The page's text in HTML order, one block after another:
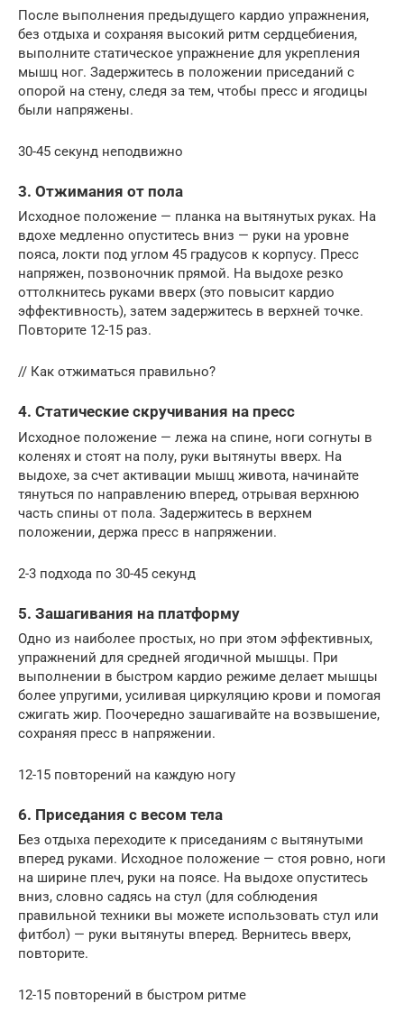
После выполнения предыдущего кардио упражнения,
без отдыха и сохраняя высокий ритм сердцебиения,
выполните статическое упражнение для укрепления
мышц ног. Задержитесь в положении приседаний с
опорой на стену, следя за тем, чтобы пресс и ягодицы
были напряжены.
30-45 секунд неподвижно
3. Отжимания от пола
Исходное положение — планка на вытянутых руках. На
вдохе медленно опуститесь вниз — руки на уровне
пояса, локти под углом 45 градусов к корпусу. Пресс
напряжен, позвоночник прямой. На выдохе резко
оттолкнитесь руками вверх (это повысит кардио
эффективность), затем задержитесь в верхней точке.
Повторите 12-15 раз.
// Как отжиматься правильно?
4. Статические скручивания на пресс
Исходное положение — лежа на спине, ноги согнуты в
коленях и стоят на полу, руки вытянуты вверх. На
выдохе, за счет активации мышц живота, начинайте
тянуться по направлению вперед, отрывая верхнюю
часть спины от пола. Задержитесь в верхнем
положении, держа пресс в напряжении.
2-3 подхода по 30-45 секунд
5. Зашагивания на платформу
Одно из наиболее простых, но при этом эффективных,
упражнений для средней ягодичной мышцы. При
выполнении в быстром кардио режиме делает мышцы
более упругими, усиливая циркуляцию крови и помогая
сжигать жир. Поочередно зашагивайте на возвышение,
сохраняя пресс в напряжении.
12-15 повторений на каждую ногу
6. Приседания с весом тела
Без отдыха переходите к приседаниям с вытянутыми
вперед руками. Исходное положение — стоя ровно, ноги
на ширине плеч, руки на поясе. На выдохе опуститесь
вниз, словно садясь на стул (для соблюдения
правильной техники вы можете использовать стул или
фитбол) — руки вытянуты вперед. Вернитесь вверх,
повторите.
12-15 повторений в быстром ритме